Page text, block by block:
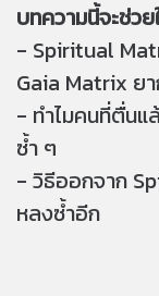
บทความนี้จะช่วย
- Spiritual
Gaia Matrix ย
- ทำไมคนที่ตื่นแ
ซ้ำ ๆ
- วิธีออกจาก
หลงซ้ำอีก